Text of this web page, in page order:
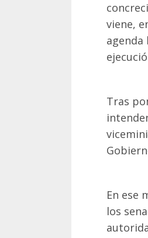
viene,
Tras
En ese
los